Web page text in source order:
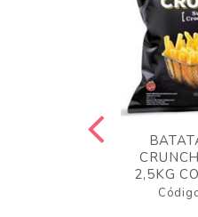
2,5KG